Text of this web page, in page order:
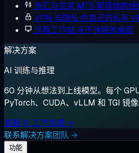
外汇与交易 MT5 紧邻你的经
VPN 与隐私 你自己的私有
远程工作站 永不休眠的桌面
解决方案
AI 训练与推理
60 分钟从想法到上线模型。每个
PyTorch、CUDA、vLLM 和 TGI 镜像
查看 AI 工作负载 →
联系解决方案团队 →